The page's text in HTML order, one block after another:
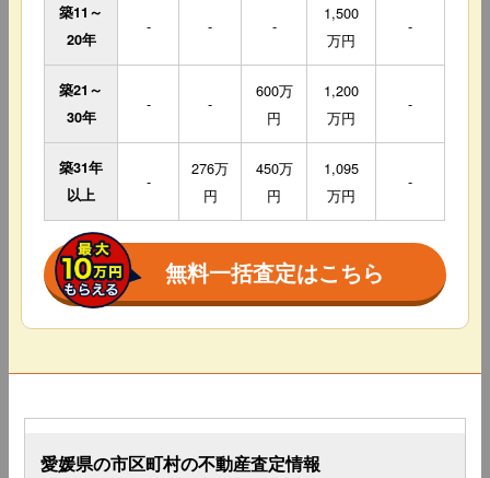
築11～
20年
- - -
1,500
万円
-
築21～
30年
- -
600万
円
1,200
万円
-
築31年
以上
-
276万
円
450万
円
1,095
万円
-
無料一括査定はこちら
愛媛県の市区町村の不動産査定情報